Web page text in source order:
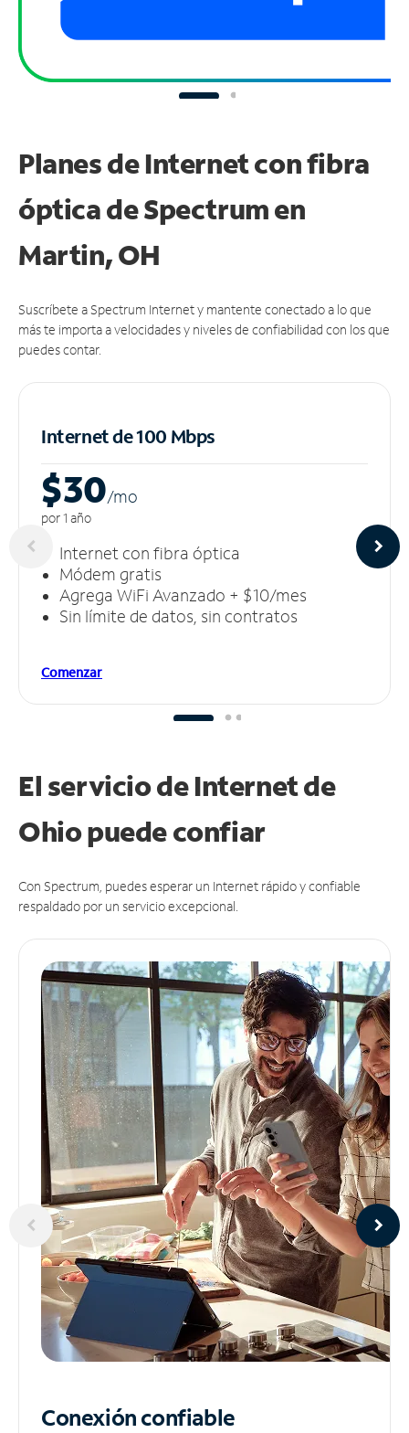
Planes de Internet con fibra
óptica de Spectrum en
Martin, OH
Suscríbete a Spectrum Internet y mantente conectado a lo que
más te importa a velocidades y niveles de confiabilidad con los que
puedes contar.
Internet de 100 Mbps
$30/mo
por 1 año
Internet con fibra óptica
Módem gratis
Agrega WiFi Avanzado + $10/mes
Sin límite de datos, sin contratos
Comenzar
El servicio de Internet de
Ohio puedeconfiar
Con Spectrum, puedes esperar un Internet rápido y confiable
respaldado por un servicio excepcional.
Conexión confiable